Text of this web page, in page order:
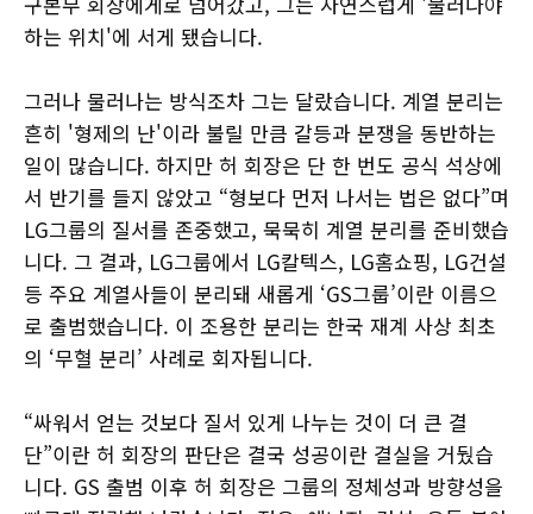
하는 위치'에 서게 됐습니다.
그러나 물러나는 방식조차 그는 달랐습니다. 계열 분리는
흔히 '형제의 난'이라 불릴 만큼 갈등과 분쟁을 동반하는
일이 많습니다. 하지만 허 회장은 단 한 번도 공식 석상에
서 반기를 들지 않았고 “형보다 먼저 나서는 법은 없다”며
LG그룹의 질서를 존중했고, 묵묵히 계열 분리를 준비했습
니다. 그 결과, LG그룹에서 LG칼텍스, LG홈쇼핑, LG건설
등 주요 계열사들이 분리돼 새롭게 ‘GS그룹’이란 이름으
로 출범했습니다. 이 조용한 분리는 한국 재계 사상 최초
의 ‘무혈 분리’ 사례로 회자됩니다.
“싸워서 얻는 것보다 질서 있게 나누는 것이 더 큰 결
단”이란 허 회장의 판단은 결국 성공이란 결실을 거뒀습
니다. GS 출범 이후 허 회장은 그룹의 정체성과 방향성을